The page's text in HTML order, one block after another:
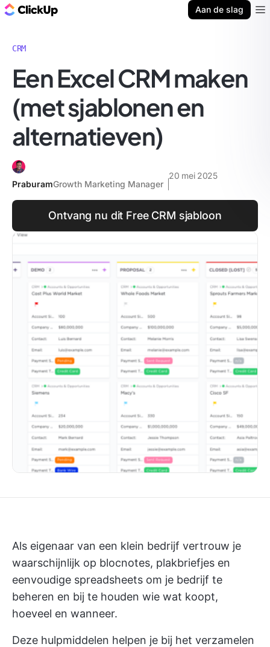
Aan de slag
CRM
Een Excel CRM maken
(met sjablonen en
alternatieven)
PraburamGrowth Marketing Manager
20 mei 2025
Ontvang nu dit Free CRM sjabloon
Als eigenaar van een klein bedrijf vertrouw je
waarschijnlijk op blocnotes, plakbriefjes en
eenvoudige spreadsheets om je bedrijf te
beheren en bij te houden wie wat koopt,
hoeveel en wanneer.
Deze hulpmiddelen helpen je bij het verzamelen